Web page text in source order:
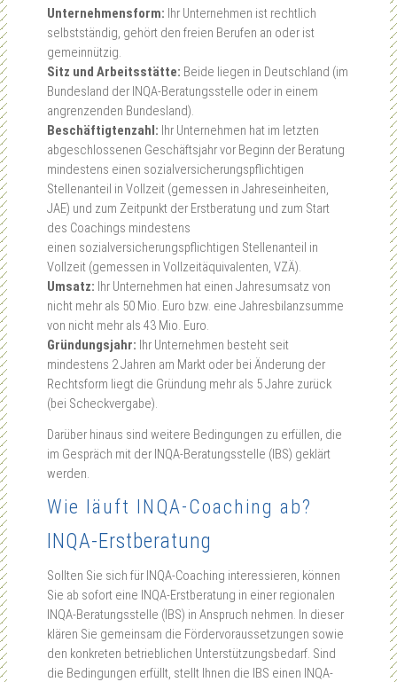
Unternehmensform: Ihr Unternehmen ist rechtlich
selbstständig, gehört den freien Berufen an oder ist
gemeinnützig.
Sitz und Arbeitsstätte: Beide liegen in Deutschland (im
Bundesland der INQA-Beratungsstelle oder in einem
angrenzenden Bundesland).
Beschäftigtenzahl: Ihr Unternehmen hat im letzten
abgeschlossenen Geschäftsjahr vor Beginn der Beratung
mindestens einen sozialversicherungspflichtigen
Stellenanteil in Vollzeit (gemessen in Jahreseinheiten,
JAE) und zum Zeitpunkt der Erstberatung und zum Start
des Coachings mindestens
einen sozialversicherungspflichtigen Stellenanteil in
Vollzeit (gemessen in Vollzeitäquivalenten, VZÄ).
Umsatz: Ihr Unternehmen hat einen Jahresumsatz von
nicht mehr als 50 Mio. Euro bzw. eine Jahresbilanzsumme
von nicht mehr als 43 Mio. Euro.
Gründungsjahr: Ihr Unternehmen besteht seit
mindestens 2 Jahren am Markt oder bei Änderung der
Rechtsform liegt die Gründung mehr als 5 Jahre zurück
(bei Scheckvergabe).
Darüber hinaus sind weitere Bedingungen zu erfüllen, die
im Gespräch mit der INQA-Beratungsstelle (IBS) geklärt
werden.
Wie läuft INQA-Coaching ab?
INQA-Erstberatung
Sollten Sie sich für INQA-Coaching interessieren, können
Sie ab sofort eine INQA-Erstberatung in einer regionalen
INQA-Beratungsstelle (IBS) in Anspruch nehmen. In dieser
klären Sie gemeinsam die Fördervoraussetzungen sowie
den konkreten betrieblichen Unterstützungsbedarf. Sind
die Bedingungen erfüllt, stellt Ihnen die IBS einen INQA-